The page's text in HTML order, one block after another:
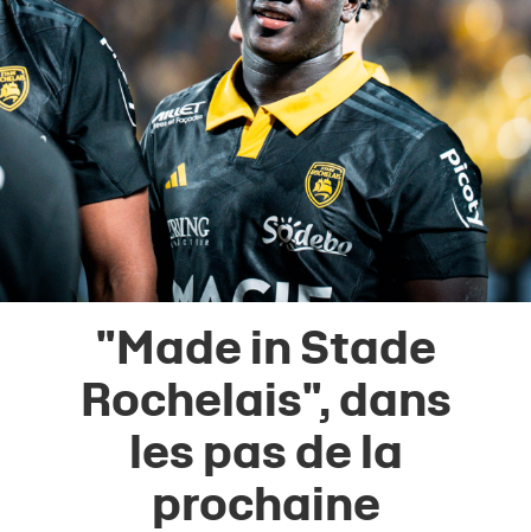
"Made in Stade
Rochelais", dans
les pas de la
prochaine